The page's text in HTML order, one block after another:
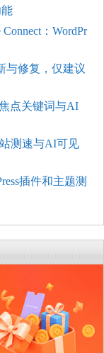
能
：WordPr
与修复，仅建议
点关键词与AI
测速与AI可见
插件和主题测